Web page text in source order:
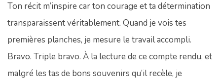
Ton récit m’inspire car ton courage et ta détermination
transparaissent véritablement. Quand je vois tes
premières planches, je mesure le travail accompli.
Bravo. Triple bravo. À la lecture de ce compte rendu, et
malgré les tas de bons souvenirs qu’il recèle, je